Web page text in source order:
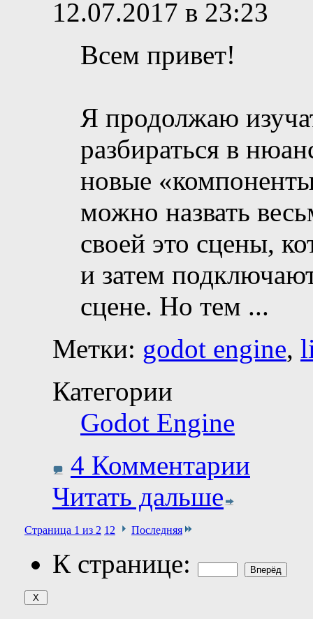
12.07.2017 в 23:23
Всем привет!
Я продолжаю
разбираться в
новые
можно назвать
своей это сцены,
и затем
сцене. Но тем ...
Метки: godot engine,
Категории
Godot Engine
4 Комментарии
Читать дальше
Страница 1 из 2 1 2 Последняя
К странице: